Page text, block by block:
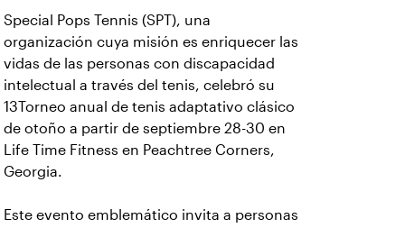
Special Pops Tennis (SPT), una
organización cuya misión es enriquecer las
vidas de las personas con discapacidad
intelectual a través del tenis, celebró su
13Torneo anual de tenis adaptativo clásico
de otoño a partir de septiembre 28-30 en
Life Time Fitness en Peachtree Corners,
Georgia.
Este evento emblemático invita a personas